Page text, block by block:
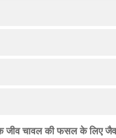
जीव चावल की फसल के लिए